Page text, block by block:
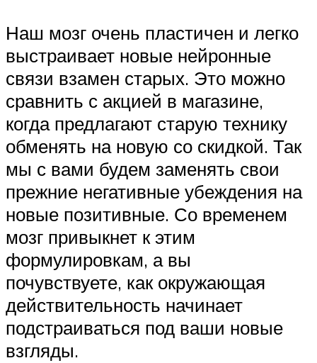
Наш мозг очень пластичен и легко
выстраивает новые нейронные
связи взамен старых. Это можно
сравнить с акцией в магазине,
когда предлагают старую технику
обменять на новую со скидкой. Так
мы с вами будем заменять свои
прежние негативные убеждения на
новые позитивные. Со временем
мозг привыкнет к этим
формулировкам, а вы
почувствуете, как окружающая
действительность начинает
подстраиваться под ваши новые
взгляды.